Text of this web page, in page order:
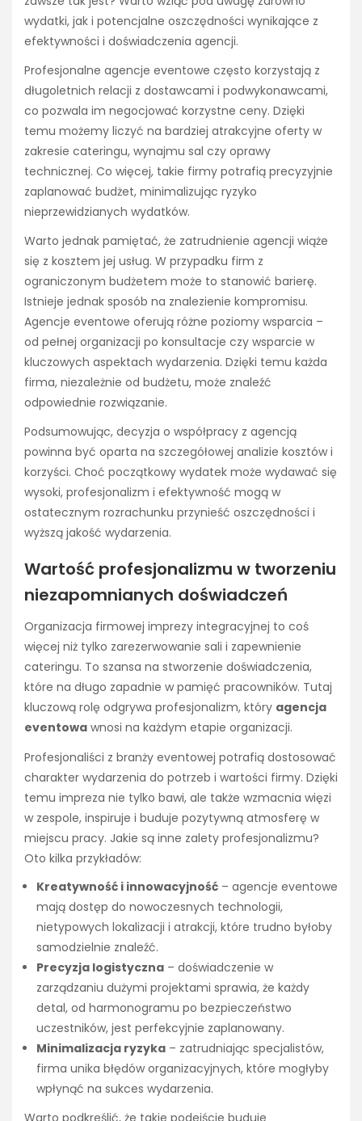
wydatki, jak i potencjalne oszczędności wynikające z
efektywności i doświadczenia agencji.
Profesjonalne agencje eventowe często korzystają z
długoletnich relacji z dostawcami i podwykonawcami,
co pozwala im negocjować korzystne ceny. Dzięki
temu możemy liczyć na bardziej atrakcyjne oferty w
zakresie cateringu, wynajmu sal czy oprawy
technicznej. Co więcej, takie firmy potrafią precyzyjnie
zaplanować budżet, minimalizując ryzyko
nieprzewidzianych wydatków.
Warto jednak pamiętać, że zatrudnienie agencji wiąże
się z kosztem jej usług. W przypadku firm z
ograniczonym budżetem może to stanowić barierę.
Istnieje jednak sposób na znalezienie kompromisu.
Agencje eventowe oferują różne poziomy wsparcia –
od pełnej organizacji po konsultacje czy wsparcie w
kluczowych aspektach wydarzenia. Dzięki temu każda
firma, niezależnie od budżetu, może znaleźć
odpowiednie rozwiązanie.
Podsumowując, decyzja o współpracy z agencją
powinna być oparta na szczegółowej analizie kosztów i
korzyści. Choć początkowy wydatek może wydawać się
wysoki, profesjonalizm i efektywność mogą w
ostatecznym rozrachunku przynieść oszczędności i
wyższą jakość wydarzenia.
Wartość profesjonalizmu w tworzeniu
niezapomnianych doświadczeń
Organizacja firmowej imprezy integracyjnej to coś
więcej niż tylko zarezerwowanie sali i zapewnienie
cateringu. To szansa na stworzenie doświadczenia,
które na długo zapadnie w pamięć pracowników. Tutaj
kluczową rolę odgrywa profesjonalizm, który agencja
eventowa wnosi na każdym etapie organizacji.
Profesjonaliści z branży eventowej potrafią dostosować
charakter wydarzenia do potrzeb i wartości firmy. Dzięki
temu impreza nie tylko bawi, ale także wzmacnia więzi
w zespole, inspiruje i buduje pozytywną atmosferę w
miejscu pracy. Jakie są inne zalety profesjonalizmu?
Oto kilka przykładów:
Kreatywność i innowacyjność – agencje eventowe
mają dostęp do nowoczesnych technologii,
nietypowych lokalizacji i atrakcji, które trudno byłoby
samodzielnie znaleźć.
Precyzja logistyczna – doświadczenie w
zarządzaniu dużymi projektami sprawia, że każdy
detal, od harmonogramu po bezpieczeństwo
uczestników, jest perfekcyjnie zaplanowany.
Minimalizacja ryzyka – zatrudniając specjalistów,
firma unika błędów organizacyjnych, które mogłyby
wpłynąć na sukces wydarzenia.
Warto podkreślić, że takie podejście buduje